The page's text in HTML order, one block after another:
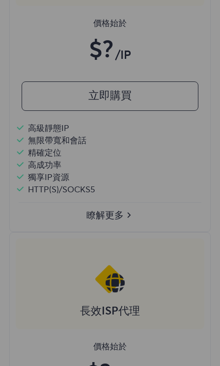
價格始於
$? /IP
立即購買
高級靜態IP
無限帶寬和會話
精確定位
高成功率
獨享IP資源
HTTP(S)/SOCKS5
瞭解更多
長效ISP代理
價格始於